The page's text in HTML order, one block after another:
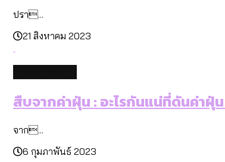
ปรา...
21 สิงหาคม 2023
สืบจากค่าฝุ่น : อะไรกันแน่ที่ดันค่าฝุ่
จาก...
6 กุมภาพันธ์ 2023